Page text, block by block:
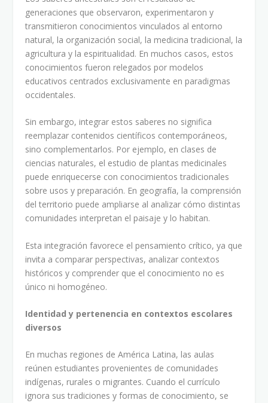
generaciones que observaron, experimentaron y
transmitieron conocimientos vinculados al entorno
natural, la organización social, la medicina tradicional, la
agricultura y la espiritualidad. En muchos casos, estos
conocimientos fueron relegados por modelos
educativos centrados exclusivamente en paradigmas
occidentales.
Sin embargo, integrar estos saberes no significa
reemplazar contenidos científicos contemporáneos,
sino complementarlos. Por ejemplo, en clases de
ciencias naturales, el estudio de plantas medicinales
puede enriquecerse con conocimientos tradicionales
sobre usos y preparación. En geografía, la comprensión
del territorio puede ampliarse al analizar cómo distintas
comunidades interpretan el paisaje y lo habitan.
Esta integración favorece el pensamiento crítico, ya que
invita a comparar perspectivas, analizar contextos
históricos y comprender que el conocimiento no es
único ni homogéneo.
Identidad y pertenencia en contextos escolares
diversos
En muchas regiones de América Latina, las aulas
reúnen estudiantes provenientes de comunidades
indígenas, rurales o migrantes. Cuando el currículo
ignora sus tradiciones y formas de conocimiento, se